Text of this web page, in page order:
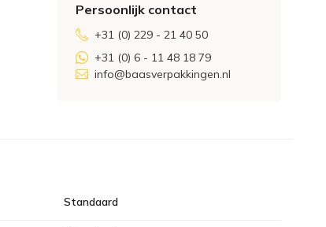
Persoonlijk contact
+31 (0) 229 - 21 40 50
+31 (0) 6 - 11 48 18 79
info@baasverpakkingen.nl
Standaard